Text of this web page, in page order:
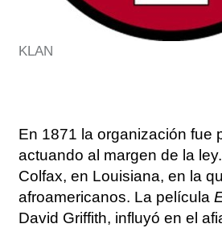
KLAN
En 1871 la organización fue
actuando al margen de la
Colfax, en Louisiana, en la
afroamericanos. La película
David Griffith, influyó en el